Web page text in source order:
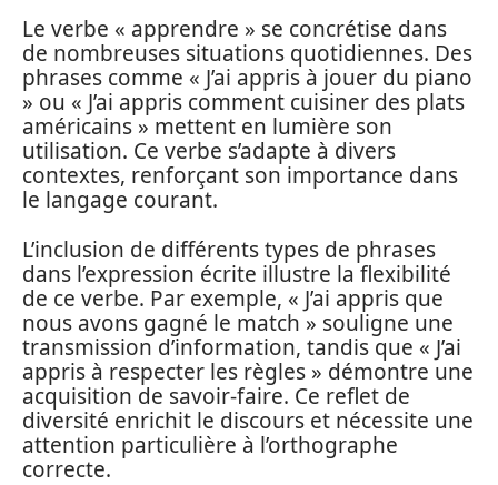
Le verbe « apprendre » se concrétise dans
de nombreuses situations quotidiennes. Des
phrases comme « J’ai appris à jouer du piano
» ou « J’ai appris comment cuisiner des plats
américains » mettent en lumière son
utilisation. Ce verbe s’adapte à divers
contextes, renforçant son importance dans
le langage courant.
L’inclusion de différents types de phrases
dans l’expression écrite illustre la flexibilité
de ce verbe. Par exemple, « J’ai appris que
nous avons gagné le match » souligne une
transmission d’information, tandis que « J’ai
appris à respecter les règles » démontre une
acquisition de savoir-faire. Ce reflet de
diversité enrichit le discours et nécessite une
attention particulière à l’orthographe
correcte.